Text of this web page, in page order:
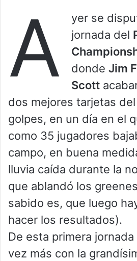
A
yer se
jornada del
donde Jim
Scott
dos mejores tarjetas
golpes, en un día en el
como 35 jugadores
campo, en buena
lluvia caída durante la
que ablandó los
sabido es, que luego
hacer los resultados).
De esta primera
vez más con la